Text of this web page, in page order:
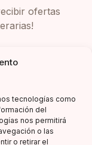
tecnologías como
del
nos permitirá
o las
o retirar el
ofertas